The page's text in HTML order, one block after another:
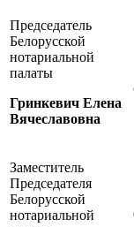
Председатель
Белорусской
нотариальной
палаты
Гринкевич Елена
Вячеславовна
Заместитель
Председателя
Белорусской
нотариальной